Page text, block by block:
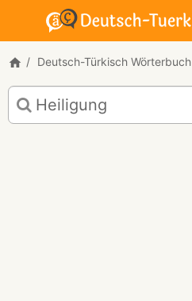
Deutsch-Türkisch Wörterbuch
Deutsch-
Türkisch
Übersetzung